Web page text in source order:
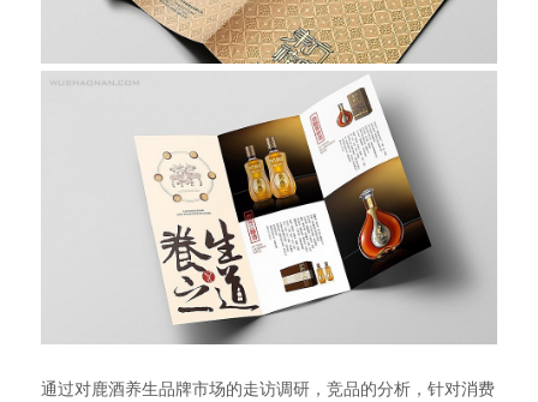
通过对鹿酒养生品牌市场的走访调研，竞品的分析，针对消费